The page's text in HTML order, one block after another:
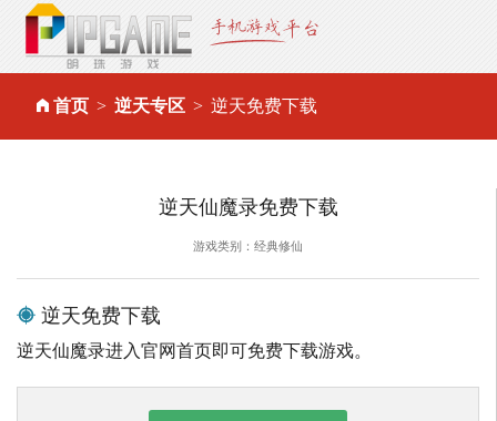
首页 逆天专区 逆天免费下载
逆天仙魔录免费下载
游戏类别：经典修仙
逆天免费下载
逆天仙魔录进入官网首页即可免费下载游戏。